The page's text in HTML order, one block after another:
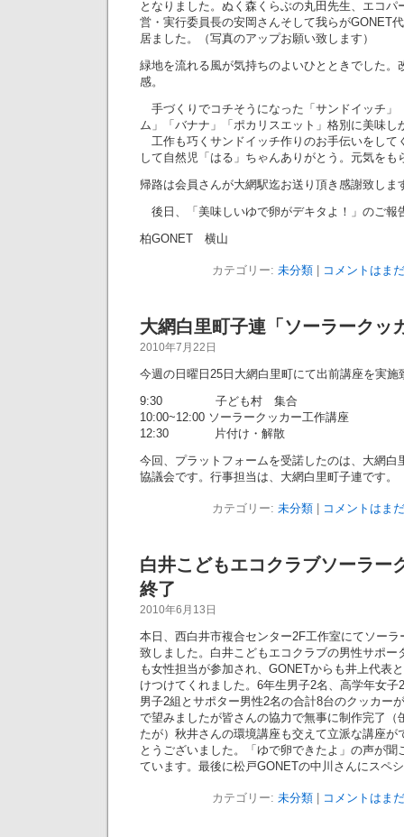
となりました。ぬく森くらぶの丸田先生、エコパ
営・実行委員長の安岡さんそして我らがGONET
居ました。（写真のアップお願い致します）
緑地を流れる風が気持ちのよいひとときでした。
感。
手づくりでコチそうになった「サンドイッチ」
ム」「バナナ」「ポカリスエット」格別に美味し
工作も巧くサンドイッチ作りのお手伝いをして
して自然児「はる」ちゃんありがとう。元気をも
帰路は会員さんが大網駅迄お送り頂き感謝致しま
後日、「美味しいゆで卵がデキタよ！」のご報
柏GONET 横山
カテゴリー: 未分類 コメントはま
大網白里町子連「ソーラークッ
2010年7月22日
今週の日曜日25日大網白里町にて出前講座を実施
9:30 子ども村 集合
10:00~12:00 ソーラークッカー工作講座
12:30 片付け・解散
今回、プラットフォームを受諾したのは、大網白
協議会です。行事担当は、大網白里町子連です。
カテゴリー: 未分類 コメントはま
白井こどもエコクラブソーラー
終了
2010年6月13日
本日、西白井市複合センター2F工作室にてソー
致しました。白井こどもエコクラブの男性サポー
も女性担当が参加され、GONETからも井上代表
けつけてくれました。6年生男子2名、高学年女
男子2組とサポター男性2名の合計8台のクッカー
で望みましたが皆さんの協力で無事に制作完了（
たが）秋井さんの環境講座も交えて立派な講座が
とうございました。「ゆで卵できたよ」の声が聞
ています。最後に松戸GONETの中川さんにスペ
カテゴリー: 未分類 コメントはま